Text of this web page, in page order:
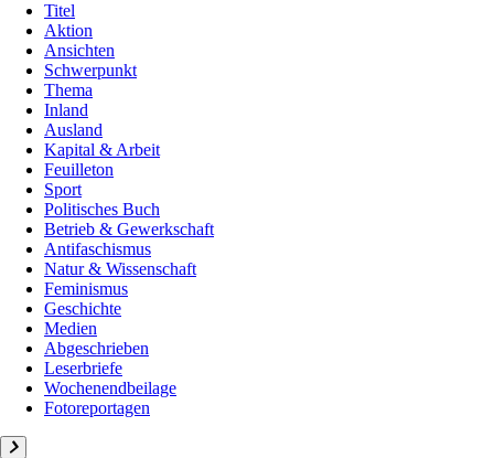
Titel
Aktion
Ansichten
Schwerpunkt
Thema
Inland
Ausland
Kapital & Arbeit
Feuilleton
Sport
Politisches Buch
Betrieb & Gewerkschaft
Antifaschismus
Natur & Wissenschaft
Feminismus
Geschichte
Medien
Abgeschrieben
Leserbriefe
Wochenendbeilage
Fotoreportagen